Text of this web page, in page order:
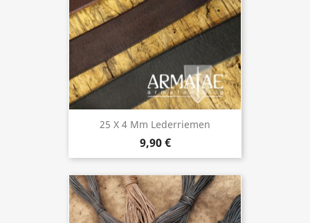
25 X 4 Mm Lederriemen
9,90 €